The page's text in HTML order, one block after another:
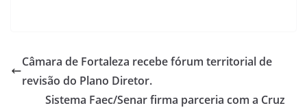
Câmara de Fortaleza recebe fórum territorial de
revisão do Plano Diretor.
Sistema Faec/Senar firma parceria com a Cruz